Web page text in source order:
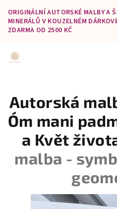
obsah
ORIGINÁLNÍ AUTORSKÉ MALBY A
MINERÁLŮ V KOUZELNÉM
ZDARMA OD 2500 KČ
Autorská
Óm mani
a Květ
malba -